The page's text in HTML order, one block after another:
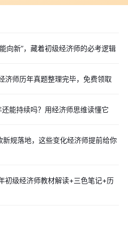
测 + 真题，重点突破变动考点
图片，免费领取课程
业盘点！零基础优先选这几个
会提高吗？趋势分析
网：中国人事考试网（唯一官方入
年初级经济师如何进行网上报考
向新”，藏着初级经济师的必考逻辑
济师历年真题整理完毕，免费领取
还能持续吗？用经济师思维读懂它
新规落地，这些变化经济师提前给你
初级经济师教材解读+三色笔记+历